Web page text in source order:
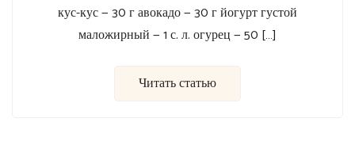
кус-кус — 30 г авокадо — 30 г йогурт густой
маложирный — 1 с. л. огурец — 50 […]
Читать статью